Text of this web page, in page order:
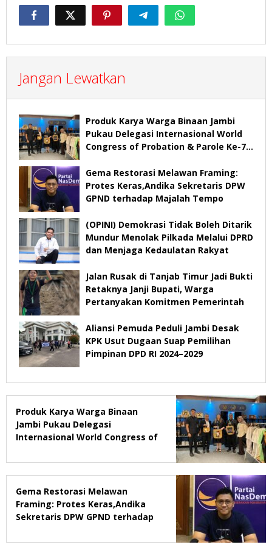
Jangan Lewatkan
Produk Karya Warga Binaan Jambi
Pukau Delegasi Internasional World
Congress of Probation & Parole Ke-7
Gema Restorasi Melawan Framing:
Protes Keras,Andika Sekretaris DPW
GPND terhadap Majalah Tempo
(OPINI) Demokrasi Tidak Boleh Ditarik
Mundur Menolak Pilkada Melalui DPRD
dan Menjaga Kedaulatan Rakyat
Jalan Rusak di Tanjab Timur Jadi Bukti
Retaknya Janji Bupati, Warga
Pertanyakan Komitmen Pemerintah
Aliansi Pemuda Peduli Jambi Desak
KPK Usut Dugaan Suap Pemilihan
Pimpinan DPD RI 2024–2029
Produk Karya Warga Binaan
Jambi Pukau Delegasi
Internasional World Congress of
2026
Gema Restorasi Melawan
Framing: Protes Keras,Andika
Sekretaris DPW GPND terhadap